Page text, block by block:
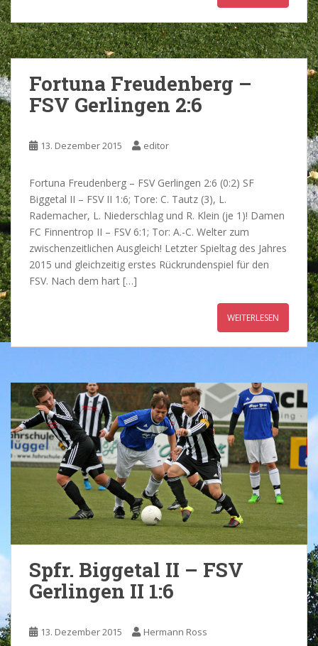
Fortuna Freudenberg –
FSV Gerlingen 2:6
13. Dezember 2015 editor
Fortuna Freudenberg – FSV Gerlingen 2:6 (0:2) SF
Biggetal II – FSV II 1:6; Tore: C. Tautz (3), L.
Rademacher, L. Niederschlag und R. Klein (je 1)! Damen
FC Finnentrop II – FSV 6:1; Tor: A.-C. Welter zum
zwischenzeitlichen Ausgleich! Letzter Spieltag des Jahres
2015 und gleichzeitig erstes Rückrundenspiel für den
FSV. Nach dem hart […]
WEITERLESEN
Spfr. Biggetal II – FSV
Gerlingen II 1:6
13. Dezember 2015 Hermann Ross